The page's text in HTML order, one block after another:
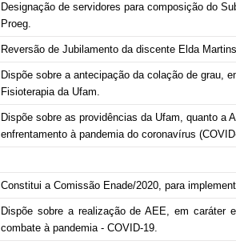
Designação de servidores para composição do
Proeg.
Reversão de Jubilamento da discente Elda
Dispõe sobre a antecipação da colação de grau,
Fisioterapia da Ufam.
Dispõe sobre as providências da Ufam, quanto a
enfrentamento à pandemia do coronavírus
Constitui a Comissão Enade/2020, para
Dispõe sobre a realização de AEE, em caráter
combate à pandemia - COVID-19.